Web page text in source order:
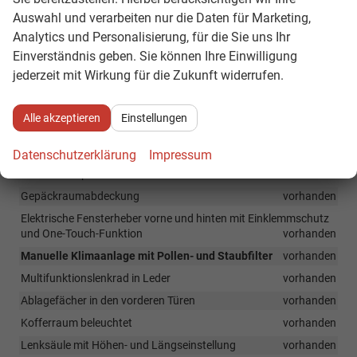
Distanzregelung ACC und Fernlichtassistent,
Rückfahrkamera
vorhanden
Innen
Kopfstützen in Höhe einstellbar, vorne und hinten
Rücksitzlehne 1/3 zu 2/3 geteilt umlegbar
Leseleuchte vorne
Gepäckraumabdeckung
vorhanden
Elektrische Fensterheber vorne und hinten mit Einklemmschutz
und One-Touch-Funktion
vorhanden
Manuelle Klimaanlage mit Pollen- und Staubfilter
vorhanden
Multifunktionslenkrad in Leder
vorhanden
Ablagefächer in den vorderen Türen
vorhanden
Kofferraum beleuchtet
vorhanden
Lenksäule mit Höhen- und Längseinstellung
vorhanden
Auswahl und verarbeiten nur die Daten für Marketing,
Analytics und Personalisierung, für die Sie uns Ihr
Einverständnis geben. Sie können Ihre Einwilligung
jederzeit mit Wirkung für die Zukunft widerrufen.
Alle akzeptieren Einstellungen
Datenschutzerklärung Impressum